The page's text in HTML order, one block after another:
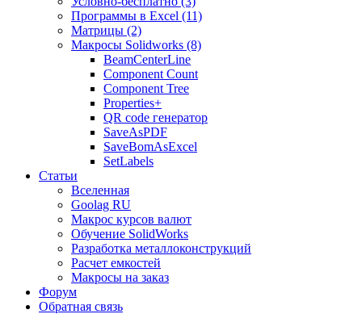
Программы в Excel (11)
Матрицы (2)
Макросы Solidworks (8)
BeamCenterLine
Component Count
Component Tree
Properties+
QR code генератор
SaveAsPDF
SaveBomAsExcel
SetLabels
Статьи
Вселенная
Goolag RU
Макрос курсов валют
Обучение SolidWorks
Разработка металлоконструкций
Расчет емкостей
Макросы на заказ
Форум
Обратная связь